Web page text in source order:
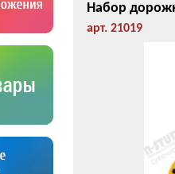
Набор
арт. 21019